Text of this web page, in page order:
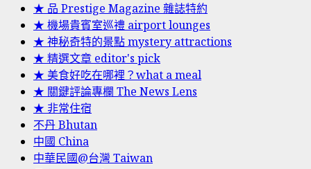
★ 品 Prestige Magazine 雜誌特約
★ 機場貴賓室巡禮 airport lounges
★ 神秘奇特的景點 mystery attractions
★ 精選文章 editor's pick
★ 美食好吃在哪裡？what a meal
★ 關鍵評論專欄 The News Lens
★ 非常住宿
不丹 Bhutan
中國 China
中華民國@台灣 Taiwan